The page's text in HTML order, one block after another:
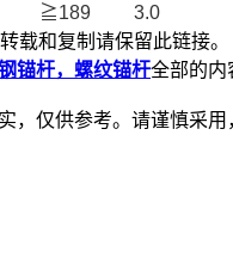
≧189 3.0
载和复制请保留此链接。
锚杆，螺纹锚杆全部的内
，仅供参考。请谨慎采用